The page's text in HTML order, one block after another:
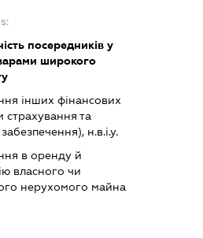
посередників у
широкого
інших фінансових
страхування та
н.в.і.у.
в оренду й
власного чи
нерухомого майна